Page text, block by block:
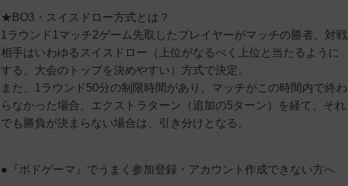
★BO3・スイスドロー方式とは？
1ラウンド1マッチ2ゲーム先取したプレイヤーがマッチの勝者。対戦
相手はいわゆるスイスドロー（上位がなるべく上位と当たるように
する。大会のトップを決めやすい）方式で決定。
また、1ラウンド50分の制限時間があり、マッチがこの時間内で終わ
らなかった場合、エクストラターン（追加の5ターン）を経て、それ
でも勝負が決まらない場合は、引き分けとなる。
●『ボドゲーマ』でうまく参加登録・アカウント作成できない方へ